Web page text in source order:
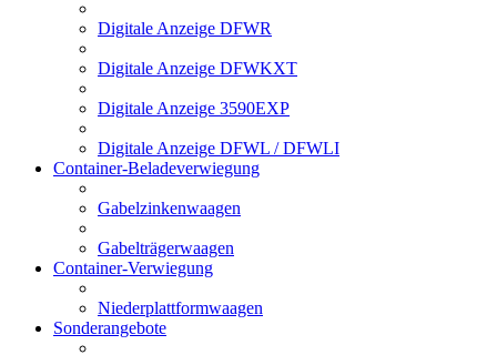
Digitale Anzeige DFWR
Digitale Anzeige DFWKXT
Digitale Anzeige 3590EXP
Digitale Anzeige DFWL / DFWLI
Container-Beladeverwiegung
Gabelzinkenwaagen
Gabelträgerwaagen
Container-Verwiegung
Niederplattformwaagen
Sonderangebote